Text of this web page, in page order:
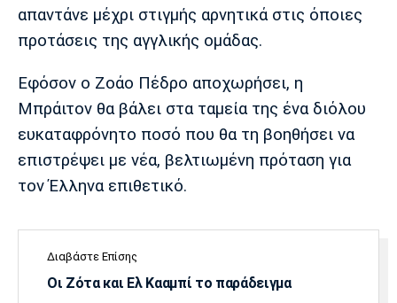
Ίντερ Μίλαν Μπάγερν
Μπορούσια
Ντόρτμουντ
Παρί Σεν
Ζερμέν
Μαρσέιγ
απαντάνε μέχρι στιγμής αρνητικά στις όποιες
προτάσεις της αγγλικής ομάδας.
Εφόσον ο Ζοάο Πέδρο αποχωρήσει, η
Μπράιτον θα βάλει στα ταμεία της ένα διόλου
ευκαταφρόνητο ποσό που θα τη βοηθήσει να
επιστρέψει με νέα, βελτιωμένη πρόταση για
τον Έλληνα επιθετικό.
Διαβάστε Επίσης
Οι Ζότα και Ελ Κααμπί το παράδειγμα